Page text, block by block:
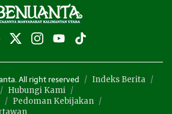
All right reserved
Indeks Berita
Hubungi Kami
Pedoman Kebijakan